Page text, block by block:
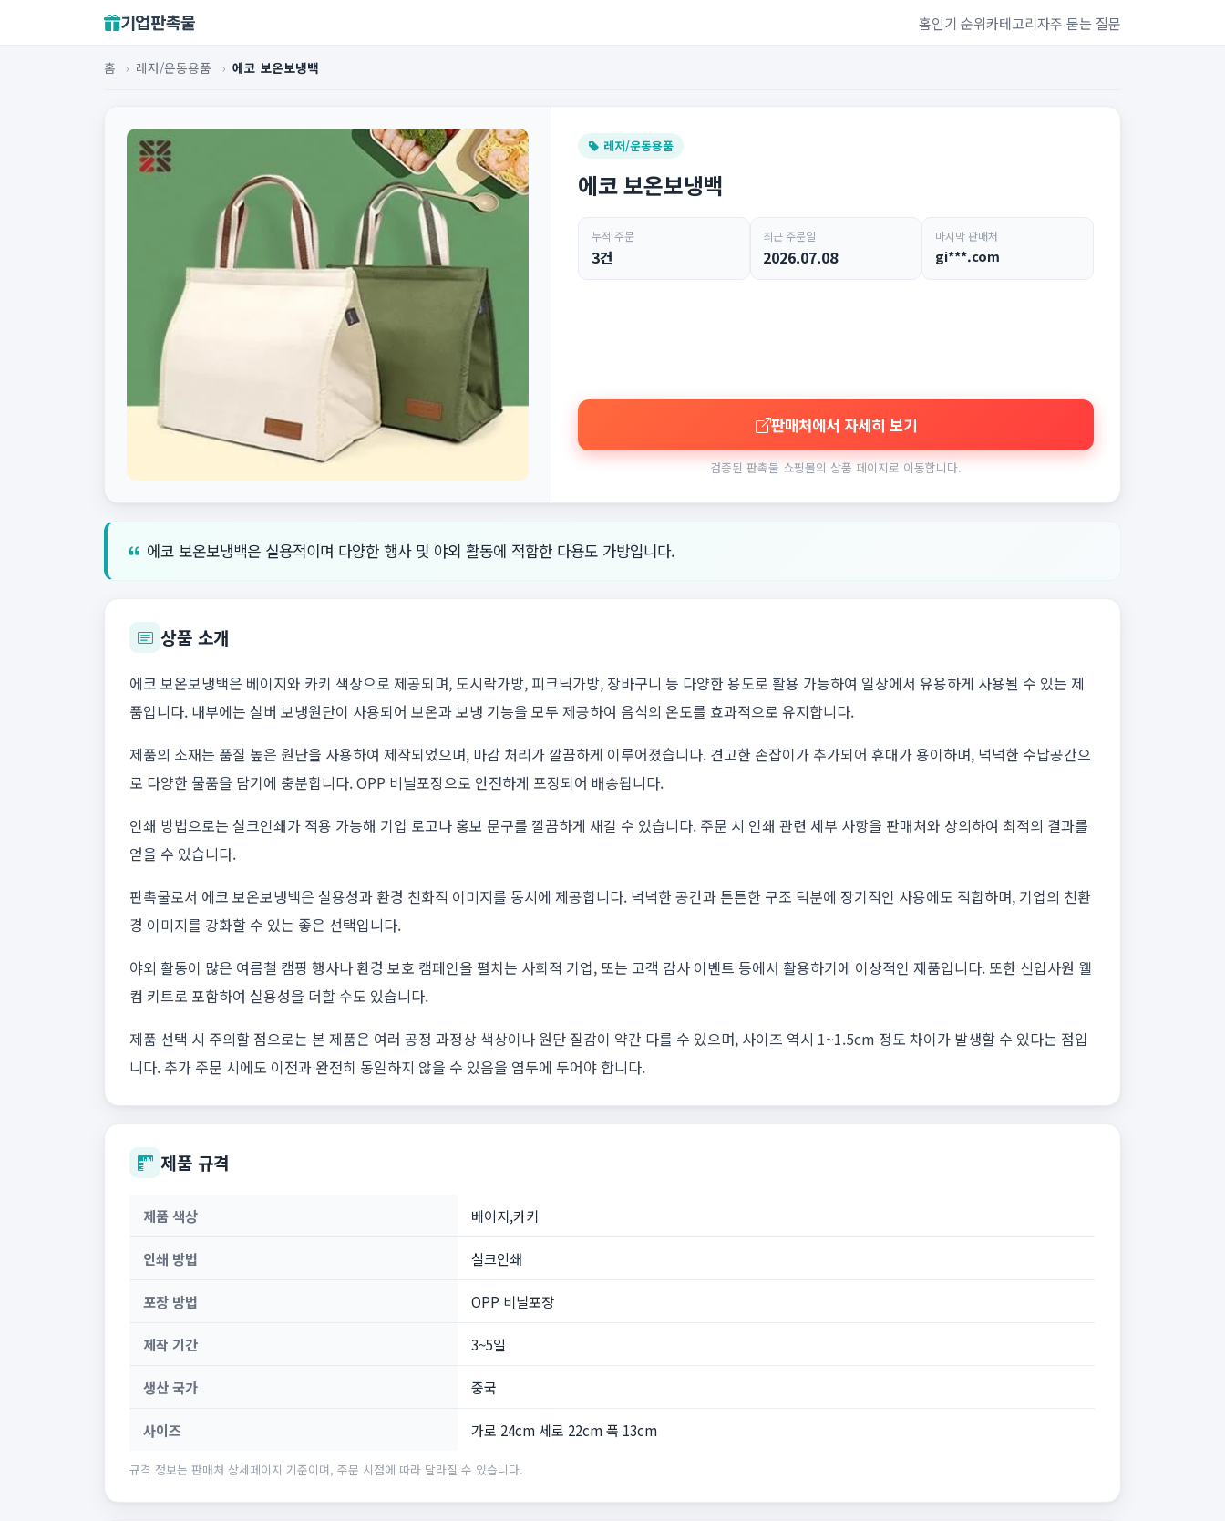
기업판촉물 홈인기 순위카테고리자주 묻는 질문
홈 › 레저/운동용품 › 에코 보온보냉백
레저/운동용품
에코 보온보냉백
누적 주문
3건
최근 주문일
2026.07.08
마지막 판매처
gi***.com
판매처에서 자세히 보기
검증된 판촉물 쇼핑몰의 상품 페이지로 이동합니다.
에코 보온보냉백은 실용적이며 다양한 행사 및 야외 활동에 적합한 다용도 가방입니다.
상품 소개
에코 보온보냉백은 베이지와 카키 색상으로 제공되며, 도시락가방, 피크닉가방, 장바구니 등 다양한 용도로 활용 가능하여 일상에서 유용하게 사용될 수 있는 제
품입니다. 내부에는 실버 보냉원단이 사용되어 보온과 보냉 기능을 모두 제공하여 음식의 온도를 효과적으로 유지합니다.
제품의 소재는 품질 높은 원단을 사용하여 제작되었으며, 마감 처리가 깔끔하게 이루어졌습니다. 견고한 손잡이가 추가되어 휴대가 용이하며, 넉넉한 수납공간으
로 다양한 물품을 담기에 충분합니다. OPP 비닐포장으로 안전하게 포장되어 배송됩니다.
인쇄 방법으로는 실크인쇄가 적용 가능해 기업 로고나 홍보 문구를 깔끔하게 새길 수 있습니다. 주문 시 인쇄 관련 세부 사항을 판매처와 상의하여 최적의 결과를
얻을 수 있습니다.
판촉물로서 에코 보온보냉백은 실용성과 환경 친화적 이미지를 동시에 제공합니다. 넉넉한 공간과 튼튼한 구조 덕분에 장기적인 사용에도 적합하며, 기업의 친환
경 이미지를 강화할 수 있는 좋은 선택입니다.
야외 활동이 많은 여름철 캠핑 행사나 환경 보호 캠페인을 펼치는 사회적 기업, 또는 고객 감사 이벤트 등에서 활용하기에 이상적인 제품입니다. 또한 신입사원 웰
컴 키트로 포함하여 실용성을 더할 수도 있습니다.
제품 선택 시 주의할 점으로는 본 제품은 여러 공정 과정상 색상이나 원단 질감이 약간 다를 수 있으며, 사이즈 역시 1~1.5cm 정도 차이가 발생할 수 있다는 점입
니다. 추가 주문 시에도 이전과 완전히 동일하지 않을 수 있음을 염두에 두어야 합니다.
제품 규격
제품 색상 베이지,카키
인쇄 방법 실크인쇄
포장 방법 OPP 비닐포장
제작 기간 3~5일
생산 국가 중국
사이즈 가로 24cm 세로 22cm 폭 13cm
규격 정보는 판매처 상세페이지 기준이며, 주문 시점에 따라 달라질 수 있습니다.